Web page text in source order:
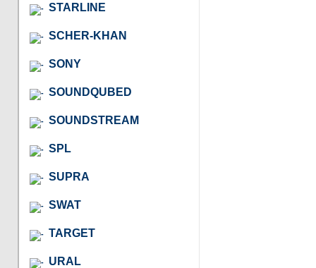
STARLINE
SCHER-KHAN
SONY
SOUNDQUBED
SOUNDSTREAM
SPL
SUPRA
SWAT
TARGET
URAL